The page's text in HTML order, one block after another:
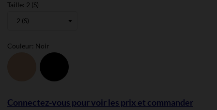
Taille: 2 (S)
Couleur: Noir
Melissa
Connectez-vous pour voir les prix et commander